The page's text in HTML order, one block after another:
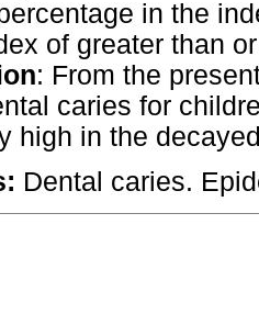
in the
of greater than
: From the
caries for
high in the
Dental caries.